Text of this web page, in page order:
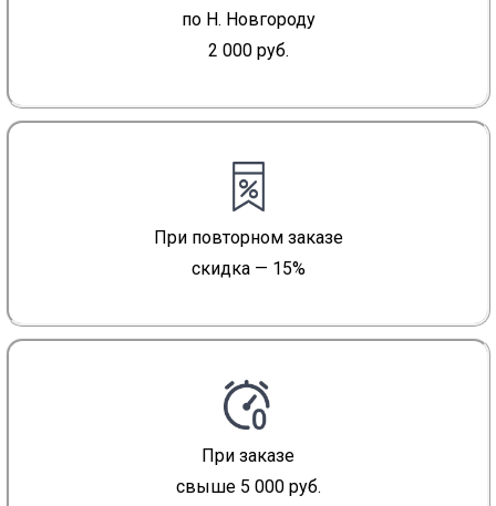
по Н. Новгороду
2 000 руб.
При повторном заказе
скидка — 15%
При заказе
свыше 5 000 руб.